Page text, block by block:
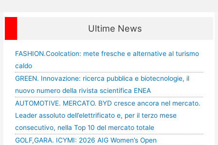
Ultime News
FASHION.Coolcation: mete fresche e alternative al turismo
caldo
GREEN. Innovazione: ricerca pubblica e biotecnologie, il
nuovo numero della rivista scientifica ENEA
AUTOMOTIVE. MERCATO. BYD cresce ancora nel mercato.
Leader assoluto dell’elettrificato e, per il terzo mese
consecutivo, nella Top 10 del mercato totale
GOLF,GARA. ICYMI: 2026 AIG Women’s Open